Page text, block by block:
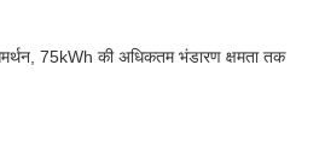
75kWh की अधिकतम भंडारण क्षमता तक